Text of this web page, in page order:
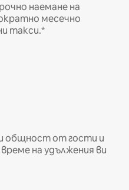
наемане на
месечно
такси.*
общност от гости и
на удължения ви